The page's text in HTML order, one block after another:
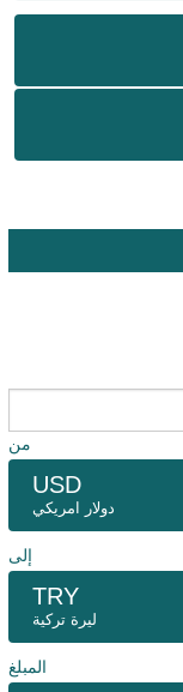
من
USD
دولار امريكي
إلى
TRY
ليرة تركية
المبلغ